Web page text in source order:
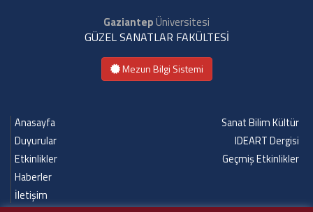
GaziantepÜniversitesi
GÜZEL SANATLAR FAKÜLTESİ
Mezun Bilgi Sistemi
Anasayfa
Duyurular
Etkinlikler
Haberler
İletişim
Sanat Bilim Kültür
IDEART Dergisi
Geçmiş Etkinlikler